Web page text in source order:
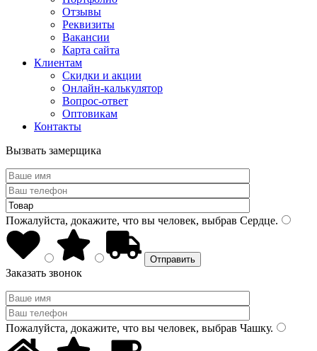
Отзывы
Реквизиты
Вакансии
Карта сайта
Клиентам
Скидки и акции
Онлайн-калькулятор
Вопрос-ответ
Оптовикам
Контакты
Вызвать замерщика
Пожалуйста, докажите, что вы человек, выбрав Сердце.
Заказать звонок
Пожалуйста, докажите, что вы человек, выбрав Чашку.